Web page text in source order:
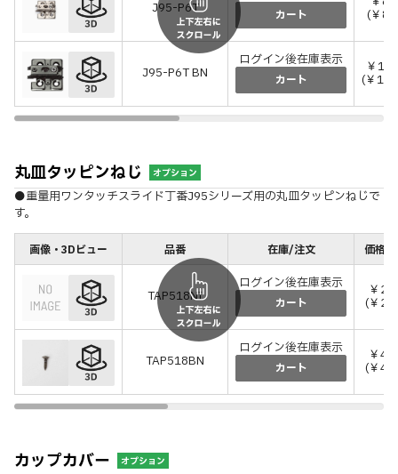
J95-P6T カート (￥
J95-P6T BN
ログイン後在庫表示
カート
￥
(￥
丸皿タッピンねじ オプション
●重量用ワンタッチスライド丁番J95シリーズ用の丸皿タッピンねじで
す。
画像・3Dビュー 品番 在庫/注文 価格(
TAP518NI
ログイン後在庫表示
カート
￥
(￥
TAP518BN
ログイン後在庫表示
カート
￥
(￥
カップカバー オプション